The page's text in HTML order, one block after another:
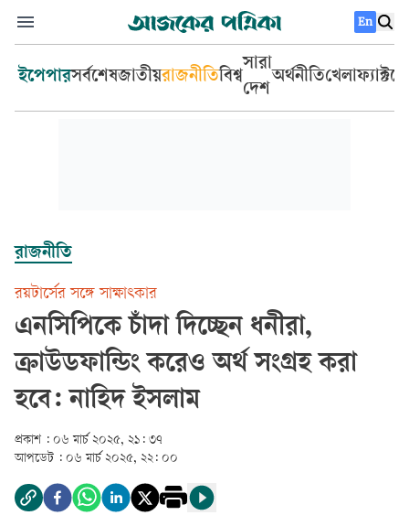
En
ইপেপারসর্বশেষজাতীয়রাজনীতিবিশ্ব
সারা
দেশ
অর্থনীতিখেলা
রাজনীতি
রয়টার্সের সঙ্গে সাক্ষাৎকার
এনসিপিকে চাঁদা দিচ্ছেন ধনীরা,
ক্রাউডফান্ডিং করেও অর্থ সংগ্রহ করা
হবে: নাহিদ ইসলাম
প্রকাশ : ০৬ মার্চ ২০২৫, ২১: ৩৭
আপডেট : ০৬ মার্চ ২০২৫, ২২: ০০